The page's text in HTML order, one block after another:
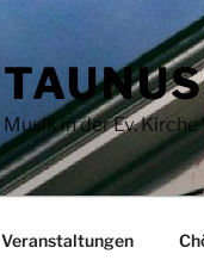
Musik in der Ev.
Veranstaltungen